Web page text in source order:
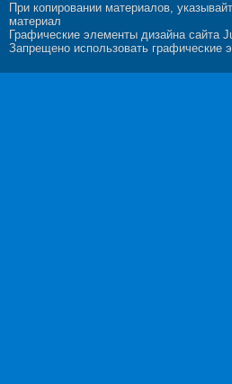
При копировании материалов,
материал
Графические элементы дизайна сайта
Запрещено использовать графические